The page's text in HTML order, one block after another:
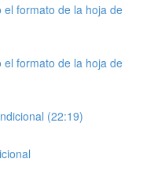
el formato de la hoja de
el formato de la hoja de
(22:19)